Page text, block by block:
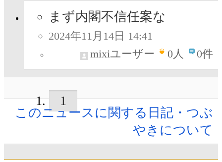
まず内閣不信任案な
2024年11月14日 14:41
mixiユーザー
0人 0件
1
このニュースに関する日記・つぶ
やきについて